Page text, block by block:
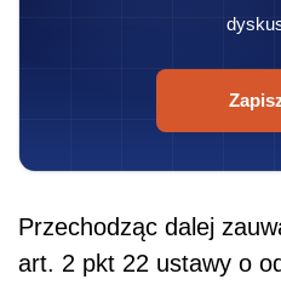
Przechodząc dalej
art. 2 pkt 22 ustawy o